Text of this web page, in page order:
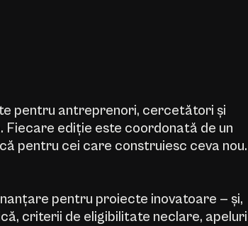
pentru antreprenori, cercetători și
ediție este coordonată de un
pentru cei care construiesc ceva nou.
pentru proiecte inovatoare — și,
criterii de eligibilitate neclare, apeluri